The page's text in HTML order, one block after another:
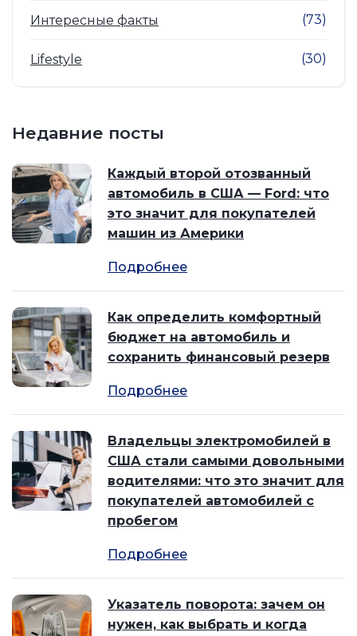
Интересные факты (73)
Lifestyle (30)
Недавние посты
Каждый второй отозванный
автомобиль в США — Ford: что
это значит для покупателей
машин из Америки
Подробнее
Как определить комфортный
бюджет на автомобиль и
сохранить финансовый резерв
Подробнее
Владельцы электромобилей в
США стали самыми довольными
водителями: что это значит для
покупателей автомобилей с
пробегом
Подробнее
Указатель поворота: зачем он
нужен, как выбрать и когда